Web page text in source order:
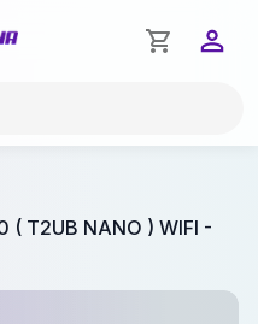
( T2UB NANO ) WIFI -